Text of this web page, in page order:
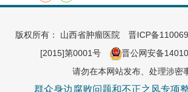
版权所有： 山西省肿瘤医院 晋ICP备
[2015]第0001号
晋公网安备
请勿在本网站发布、处理涉密
群众身边腐败问题和不正之风专项